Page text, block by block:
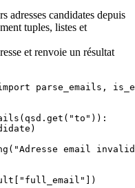
adresses candidates depuis
tuples, listes et
et renvoie un résultat
parse_emails,
( qsd. get ( "to " )):
)
( "Adresse email
" full_email " ])